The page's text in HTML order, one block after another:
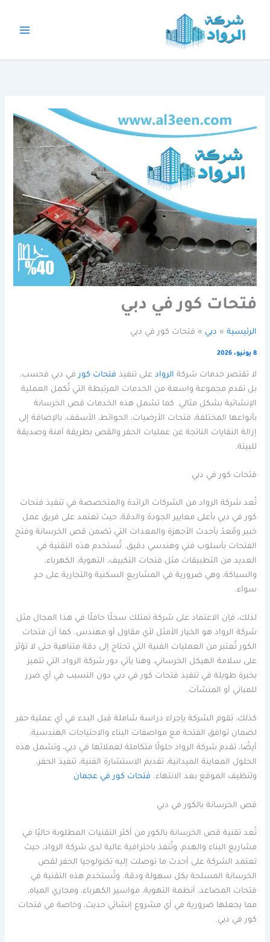
المحتوى
فتحات كور في دبي
الرئيسية دبي فتحات كور في دبي
8 يونيو، 2026
لا تقتصر خدمات شركة الرواد على تنفيذ فتحات كور في دبي فحسب،
بل تقدم مجموعة واسعة من الخدمات المرتبطة التي تُكمل العملية
الإنشائية بشكل مثالي. كما تشمل هذه الخدمات قص الخرسانة
بأنواعها المختلفة، فتحات الأرضيات، الحوائط، الأسقف، بالإضافة إلى
إزالة النفايات الناتجة عن عمليات الحفر والقص بطريقة آمنة وصديقة
للبيئة.
فتحات كور في دبي
تُعد شركة الرواد من الشركات الرائدة والمتخصصة في تنفيذ فتحات
كور في دبي بأعلى معايير الجودة والدقة، حيث تعتمد على فريق عمل
خبير ومُعدّ بأحدث الأجهزة والمعدات التي تضمن قص الخرسانة وفتح
الفتحات بأسلوب فني وهندسي دقيق. تُستخدم هذه التقنية في
العديد من التطبيقات مثل فتحات التكييف، التهوية، الكهرباء،
والسباكة، وهي ضرورية في المشاريع السكنية والتجارية على حدٍ
سواء.
لذلك، فإن الاعتماد على شركة تمتلك سجلًا حافلًا في هذا المجال مثل
شركة الرواد هو الخيار الأمثل لأي مقاول أو مهندس. كما أن فتحات
الكور تُعتبر من العمليات الفنية التي تحتاج إلى دقة متناهية حتى لا تؤثر
على سلامة الهيكل الخرساني، وهنا يأتي دور شركة الرواد التي تتميز
بخبرة طويلة في تنفيذ فتحات كور في دبي دون التسبب في أي ضرر
للمباني أو المنشآت.
كذلك، تقوم الشركة بإجراء دراسة شاملة قبل البدء في أي عملية حفر
لضمان توافق الفتحة مع مواصفات البناء والاحتياجات الهندسية.
أيضًا، تقدم شركة الرواد حلولًا متكاملة لعملائها في دبي، وتشمل هذه
الحلول المعاينة الميدانية، تقديم الاستشارة الفنية، تنفيذ الحفر،
وتنظيف الموقع بعد الانتهاء. فتحات كور في عجمان
قص الخرسانة بالكور في دبي
تُعد تقنية قص الخرسانة بالكور من أكثر التقنيات المطلوبة حاليًا في
مشاريع البناء والهدم، وتُنفذ باحترافية عالية لدى شركة الرواد، حيث
تعتمد الشركة على أحدث ما توصلت إليه تكنولوجيا الحفر لقص
الخرسانة المسلحة بكل سهولة ودقة. وتُستخدم هذه التقنية في
فتحات المصاعد، أنظمة التهوية، مواسير الكهرباء، ومجاري المياه،
مما يجعلها ضرورية في أي مشروع إنشائي حديث، وخاصة في فتحات
كور في دبي.